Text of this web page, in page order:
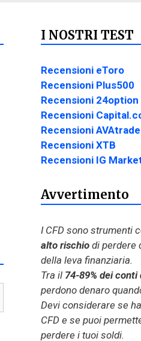
I NOSTRI TEST
Recensioni eToro
Recensioni Plus500
Recensioni 24option
Recensioni
Recensioni AVAtrade
Recensioni XTB
Recensioni IG
Avvertimento
I CFD sono strumenti
alto rischiodi perdere
della leva finanziaria.
Tra il 74-89% dei
perdono denaro
Devi considerare se
CFD e se puoi
perdere i tuoi soldi.